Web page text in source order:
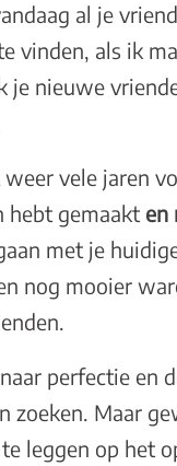
al je
vinden, als ik
je nieuwe
vele jaren
hebt gemaakt en
met je
nog mooier
perfectie en
zoeken. Maar
leggen op het